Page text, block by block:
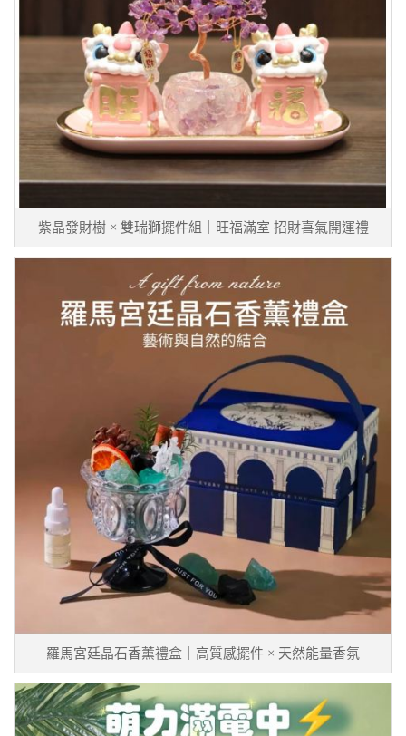
紫晶發財樹 × 雙瑞獅擺件組｜旺福滿室 招財喜氣開運禮
羅馬宮廷晶石香薰禮盒｜高質感擺件 × 天然能量香氛